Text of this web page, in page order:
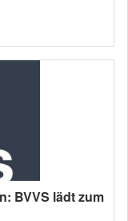
BVVS lädt zum